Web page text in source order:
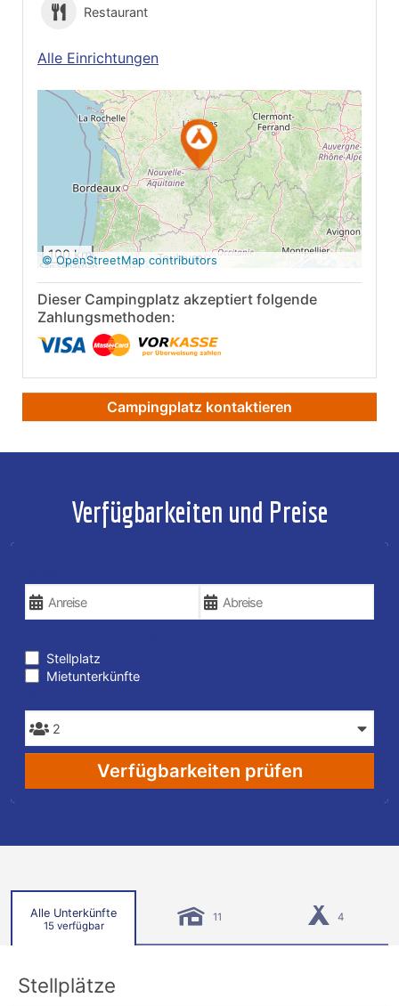
Restaurant
Alle Einrichtungen
Auf Google Maps
anzeigen
100 km
© OpenStreetMap contributors
Dieser Campingplatz akzeptiert folgende
Zahlungsmethoden:
Campingplatz kontaktieren
Verfügbarkeiten und Preise
Stellplatz
Mietunterkünfte
Verfügbarkeiten prüfen
Alle Unterkünfte
15 verfügbar
11 4
Stellplätze